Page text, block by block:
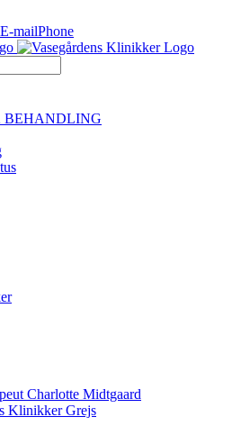
E-mailPhone
BEHANDLING
Charlotte Midtgaard
Klinikker Grejs